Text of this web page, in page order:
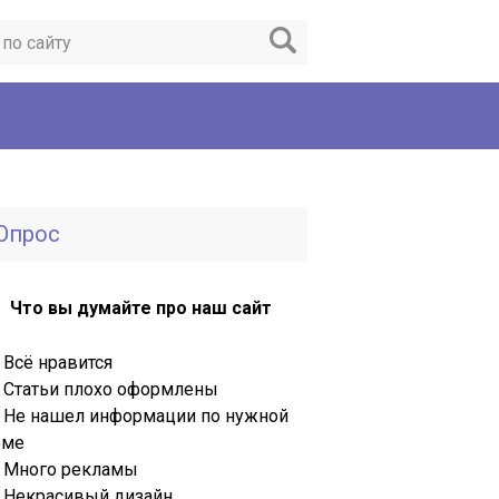
Что вы думайте про наш сайт
Всё нравится
Статьи плохо оформлены
Не нашел информации по нужной
Много рекламы